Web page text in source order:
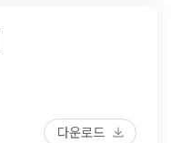
다운로드